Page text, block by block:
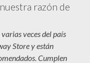
razón de
veces del país
Store y están
Cumplen